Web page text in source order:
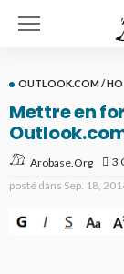
OUTLOOK.COM /
Mettre en
Arobase.org
3
posté dans Sep. 18,